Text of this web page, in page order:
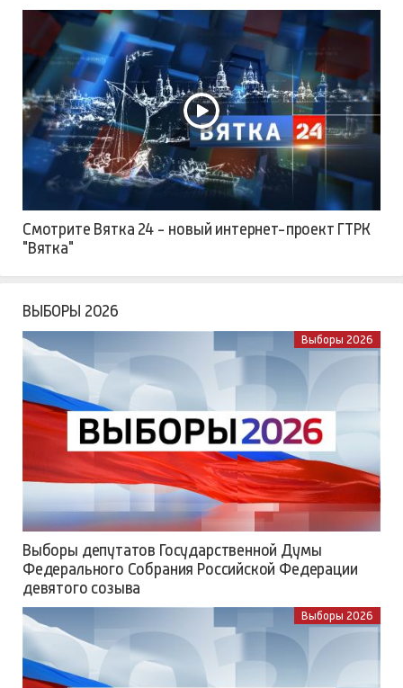
Смотрите Вятка 24 - новый интернет-проект ГТРК
"Вятка"
ВЫБОРЫ 2026
Выборы 2026
Выборы депутатов Государственной Думы
Федерального Собрания Российской Федерации
девятого созыва
Выборы 2026